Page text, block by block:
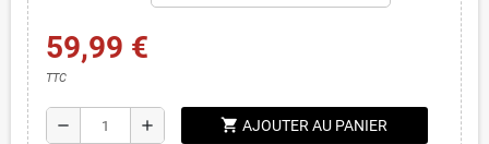
59,99 €
TTC
remove add shopping_cart AJOUTER AU PANIER